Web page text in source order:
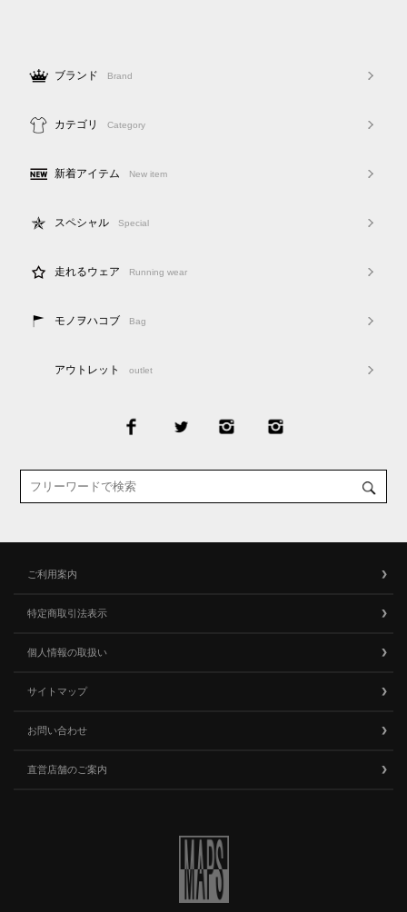
ブランド Brand
カテゴリ Category
新着アイテム New item
スペシャル Special
走れるウェア Running wear
モノヲハコブ Bag
アウトレット outlet
ご利用案内
特定商取引法表示
個人情報の取扱い
サイトマップ
お問い合わせ
直営店舗のご案内